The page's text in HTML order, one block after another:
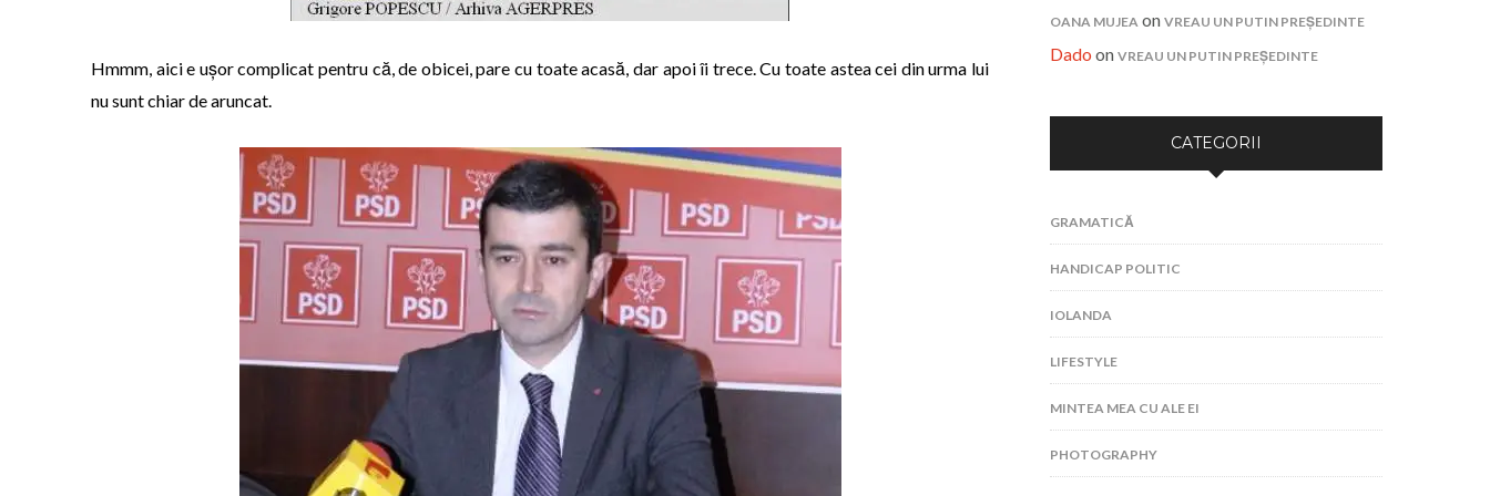
Hmmm, aici e ușor complicat pentru că, de obicei, pare cu toate acasă, dar apoi îi trece. Cu toate astea cei din urma lui
nu sunt chiar de aruncat.
OANA MUJEA on VREAU UN PUTIN PREȘEDINTE
Dado on VREAU UN PUTIN PREȘEDINTE
CATEGORII
GRAMATICĂ
HANDICAP POLITIC
IOLANDA
LIFESTYLE
MINTEA MEA CU ALE EI
PHOTOGRAPHY